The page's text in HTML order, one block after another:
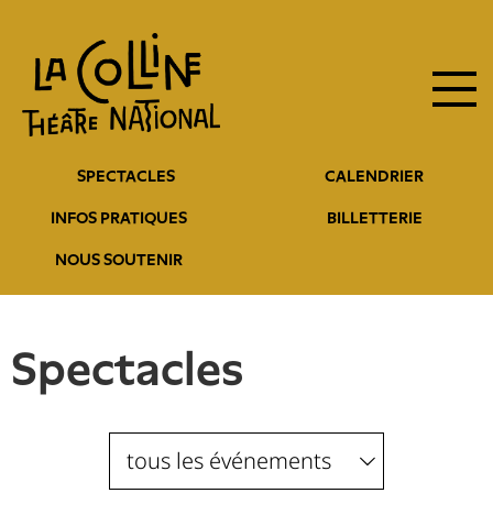
contenu
principal
entête
SPECTACLES CALENDRIER
INFOS PRATIQUES BILLETTERIE
NOUS SOUTENIR
principale
Spectacles